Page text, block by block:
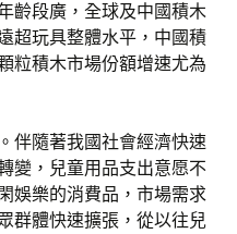
齡段廣，全球及中國積木
超玩具整體水平，中國積
粒積木市場份額增速尤為
伴隨著我國社會經濟快速
變，兒童用品支出意愿不
娛樂的消費品，市場需求
群體快速擴張，從以往兒